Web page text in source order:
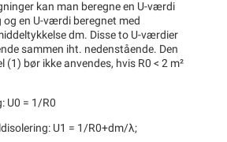
kan man beregne en U-værdi
en U-værdi beregnet med
dm. Disse to U-værdier
sammen iht. nedenstående. Den
bør ikke anvendes, hvis R0 < 2 m²
U0 = 1/R0
U1 = 1/R0+dm/λ;